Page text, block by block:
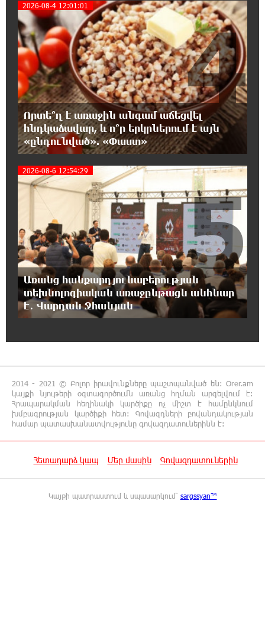
Վեհափառ Հայրապետը աղոթք է հնչեցնում
ժողովրդի հետ
17:31:07 7-08-2026
Վեհափառի հանդեպ տիտանական
ապօրինություն կա, անասելի ցավ եմ զգում.
Վարդևանյան
17:30:48 7-08-2026
Արժանապատիվ դատավորը ինքնաբացարկ
հայտնեց և հրաժարվեց քննել գործն ու
17:07:39 7-08-2026
Նարեկ Կարապետյանը` Կաթողիկոսին
հեռացնել փորձելու մասին
16:57:42 7-08-2026
«ՀայաՔվեն» կանգնած է Հայ առաքելական
եկեղեցու պաշտպանության առաջնագծում.
մաս 3
16:50:26 7-08-2026
անել
«ՀայաՔվեն» կանգնած է Հայ առաքելական
եկեղեցու պաշտպանության առաջնագծում.
մաս 2
16:26:52 7-08-2026
«ՀայաՔվեն» կանգնած է Հայ առաքելական
16:17:55 7-08-2026
2026-08-4 12:01:01
Որտե՞ղ է առաջին անգամ աճեցվել
հնդկաձավար, և ո՞ր երկրներում է այն
«ընդունված». «Փաստ»
4
2026-08-6 12:54:29
Առանց հանքարդյունաբերության
տեխնոլոգիական առաջընթացն անհնար
է․ Վարդան Ջհանյան
5
2014 - 2021 © Բոլոր իրավունքները պաշտպանված են: Orer.am
կայքի նյութերի օգտագործումն առանց հղման արգելվում է:
Հրապարակման հեղինակի կարծիքը ոչ միշտ է համընկնում
խմբագրության կարծիքի հետ: Գովազդների բովանդակության
համար պատասխանատվությունը գովազդատուներինն է:
Հետադարձ կապ Մեր մասին Գովազդատուներին
Կայքի պատրաստում և սպասարկում՝ sargssyan™